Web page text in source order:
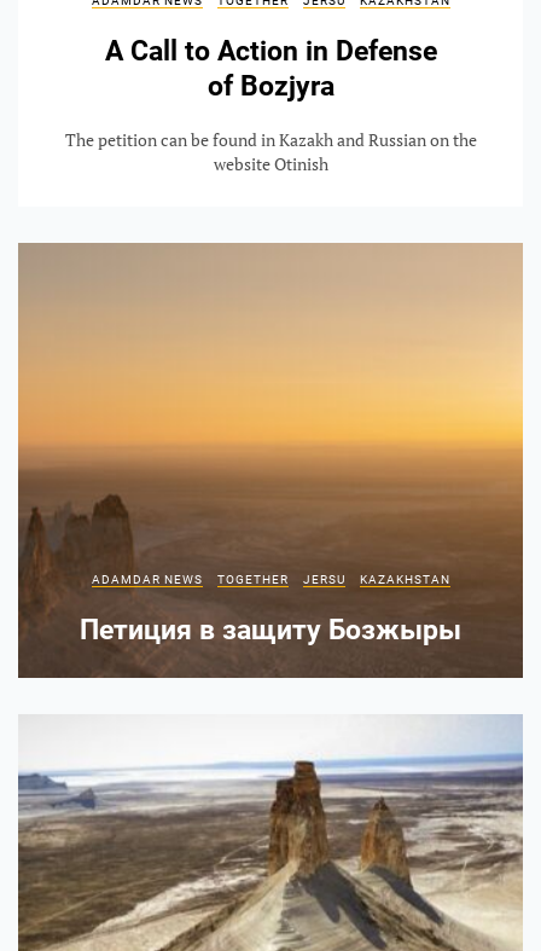
A Call to Action in Defense
of Bozjyra
The petition can be found in Kazakh and Russian on the
website Otinish
ADAMDAR NEWS TOGETHER JERSU KAZAKHSTAN
Петиция в защиту Бозжыры